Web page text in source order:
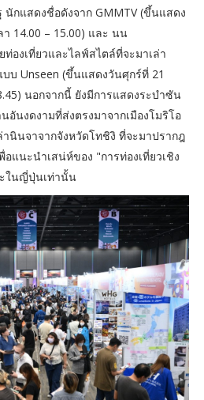
กแสดงชื่อดังจาก GMMTV (ขึ้นแสดง
14.00 – 15.00) และ นน
ท่องเที่ยวและไลฟ์สไตล์ที่จะมาเล่า
บ Unseen (ขึ้นแสดงวันศุกร์ที่ 21
นอกจากนี้ ยังมีการแสดงระบำซัน
อันงดงามที่ส่งตรงมาจากเมืองโมริโอ
านินจาจากจังหวัดโทชิงิ ที่จะมาปรากฎ
แนะนำเสน่ห์ของ "การท่องเที่ยวเชิง
ในญี่ปุ่นเท่านั้น